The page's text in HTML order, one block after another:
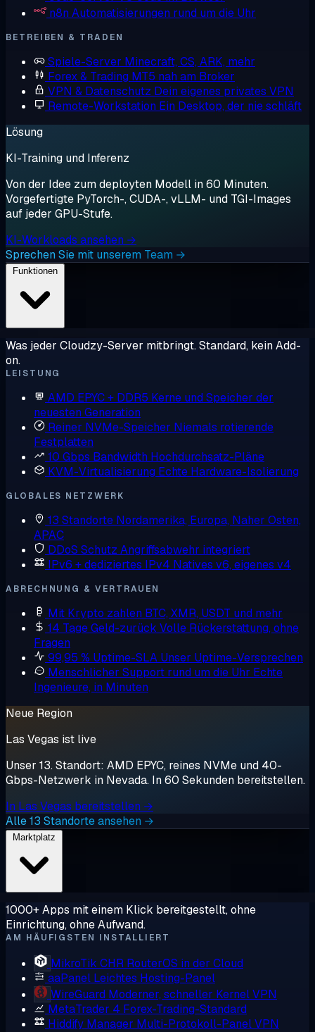
n8n Automatisierungen rund um die Uhr
BETREIBEN & TRADEN
Spiele-Server Minecraft, CS, ARK, mehr
Forex & Trading MT5 nah am Broker
VPN & Datenschutz Dein eigenes privates VPN
Remote-Workstation Ein Desktop, der nie schläft
Lösung
KI-Training und Inferenz
Von der Idee zum deployten Modell in 60 Minuten.
Vorgefertigte PyTorch-, CUDA-, vLLM- und TGI-Images
auf jeder GPU-Stufe.
KI-Workloads ansehen →
Sprechen Sie mit unserem Team →
Was jeder Cloudzy-Server mitbringt. Standard, kein Add-
on.
LEISTUNG
AMD EPYC + DDR5 Kerne und Speicher der
neuesten Generation
Reiner NVMe-Speicher Niemals rotierende
Festplatten
10 Gbps Bandwidth Hochdurchsatz-Pläne
KVM-Virtualisierung Echte Hardware-Isolierung
GLOBALES NETZWERK
13 Standorte Nordamerika, Europa, Naher Osten,
APAC
DDoS Schutz Angriffsabwehr integriert
IPv6 + dediziertes IPv4 Natives v6, eigenes v4
ABRECHNUNG & VERTRAUEN
Mit Krypto zahlen BTC, XMR, USDT und mehr
14 Tage Geld-zurück Volle Rückerstattung, ohne
Fragen
99,95 % Uptime-SLA Unser Uptime-Versprechen
Menschlicher Support rund um die Uhr Echte
Ingenieure, in Minuten
Neue Region
Las Vegas ist live
Unser 13. Standort: AMD EPYC, reines NVMe und 40-
Gbps-Netzwerk in Nevada. In 60 Sekunden bereitstellen.
In Las Vegas bereitstellen →
Alle 13 Standorte ansehen →
1000+ Apps mit einem Klick bereitgestellt, ohne
Einrichtung, ohne Aufwand.
AM HÄUFIGSTEN INSTALLIERT
MikroTik CHR RouterOS in der Cloud
aaPanel Leichtes Hosting-Panel
WireGuard Moderner, schneller Kernel VPN
MetaTrader 4 Forex-Trading-Standard
Hiddify Manager Multi-Protokoll-Panel VPN